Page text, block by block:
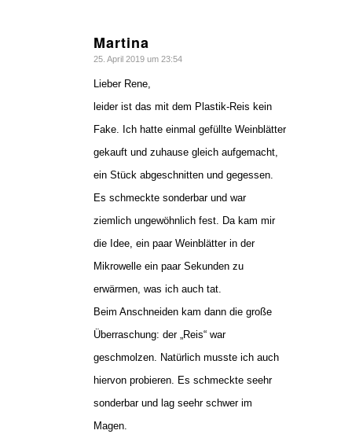
Martina
sagte:
25. April 2019 um 23:54
Lieber Rene,
leider ist das mit dem Plastik-Reis kein
Fake. Ich hatte einmal gefüllte Weinblätter
gekauft und zuhause gleich aufgemacht,
ein Stück abgeschnitten und gegessen.
Es schmeckte sonderbar und war
ziemlich ungewöhnlich fest. Da kam mir
die Idee, ein paar Weinblätter in der
Mikrowelle ein paar Sekunden zu
erwärmen, was ich auch tat.
Beim Anschneiden kam dann die große
Überraschung: der „Reis“ war
geschmolzen. Natürlich musste ich auch
hiervon probieren. Es schmeckte seehr
sonderbar und lag seehr schwer im
Magen.